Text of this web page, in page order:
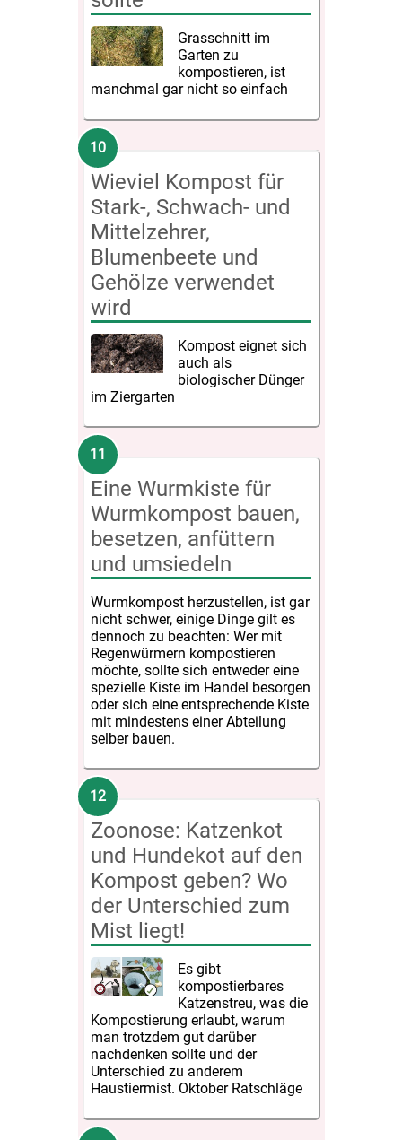
Grasschnitt im
Garten zu
kompostieren, ist
manchmal gar nicht so einfach
Wieviel Kompost für
Stark-, Schwach- und
Mittelzehrer,
Blumenbeete und
Gehölze verwendet
wird
Kompost eignet sich
auch als
biologischer Dünger
im Ziergarten
Eine Wurmkiste für
Wurmkompost bauen,
besetzen, anfüttern
und umsiedeln
Wurmkompost herzustellen, ist gar
nicht schwer, einige Dinge gilt es
dennoch zu beachten: Wer mit
Regenwürmern kompostieren
möchte, sollte sich entweder eine
spezielle Kiste im Handel besorgen
oder sich eine entsprechende Kiste
mit mindestens einer Abteilung
selber bauen.
Zoonose: Katzenkot
und Hundekot auf den
Kompost geben? Wo
der Unterschied zum
Mist liegt!
Es gibt
kompostierbares
Katzenstreu, was die
Kompostierung erlaubt, warum
man trotzdem gut darüber
nachdenken sollte und der
Unterschied zu anderem
Haustiermist. Oktober Ratschläge